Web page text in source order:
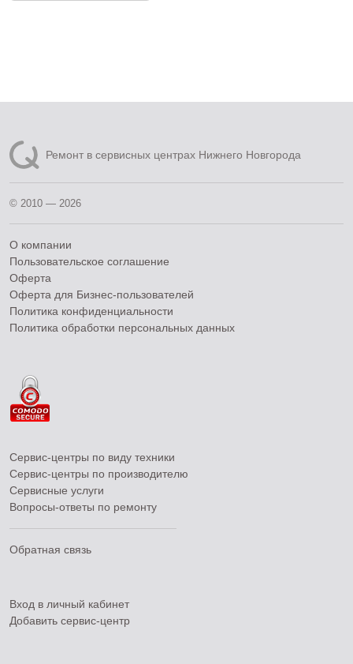
Ремонт в сервисных центрах Нижнего Новгорода
© 2010 — 2026
О компании
Пользовательское соглашение
Оферта
Оферта для Бизнес-пользователей
Политика конфиденциальности
Политика обработки персональных данных
Сервис-центры по виду техники
Сервис-центры по производителю
Сервисные услуги
Вопросы-ответы по ремонту
Обратная связь
Вход в личный кабинет
Добавить сервис-центр